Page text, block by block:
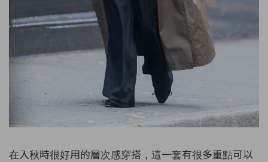
在入秋時很好用的層次感穿搭，這一套有很多重點可以